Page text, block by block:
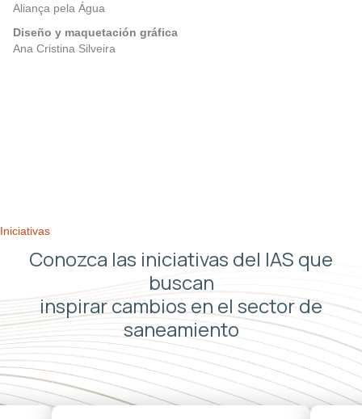
Aliança pela Água
Diseño y maquetación gráfica
Ana Cristina Silveira
Iniciativas
Conozca las iniciativas del IAS que
buscan
inspirar cambios en el sector de
saneamiento